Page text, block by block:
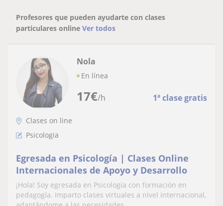
Profesores que pueden ayudarte con clases
particulares online Ver todos
17€/h 1ª clase gratis
Nola
En línea
Clases on line
Psicologia
Egresada en Psicología | Clases Online
Internacionales de Apoyo y Desarrollo
¡Hola! Soy egresada en Psicología con formación en
pedagogía. Imparto clases virtuales a nivel internacional,